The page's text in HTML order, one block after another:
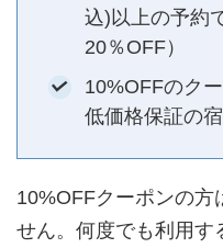
込)以上の予約
20％OFF）
10%OFFのク
低価格保証の
10%OFFクーポンの方
せん。何度でも利用す